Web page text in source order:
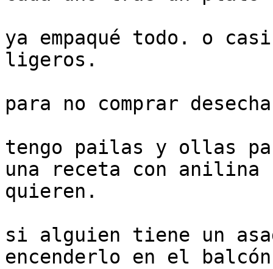
ya empaqué todo. o
ligeros.
para no comprar
tengo pailas y ollas
una receta con anilina
quieren.
si alguien tiene un
encenderlo en el